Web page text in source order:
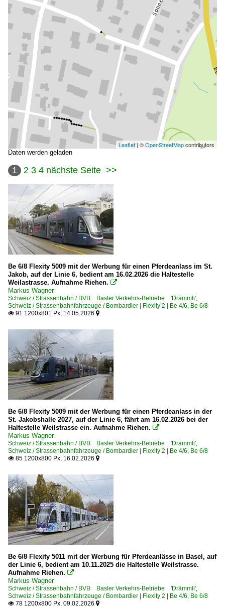
Leaflet | ©OpenStreetMapcontributors
Daten werden geladen
1 2 3 4 nächste Seite >>
Be 6/8 Flexity 5009 mit der Werbung für einen Pferdeanlass im St.
Jakob, auf der Linie 6, bedient am 16.02.2026 die Haltestelle
Weilastrasse. Aufnahme Riehen. 
Markus Wagner
Schweiz / Strassenbahn / BVB Basler Verkehrs-Betriebe 'Drämmli',
Schweiz / Strassenbahnfahrzeuge / Bombardier | Flexity 2 | Be 4/6, Be 6/8
 91 1200x801 Px, 14.05.2026 
Be 6/8 Flexity 5009 mit der Werbung für einen Pferdeanlass in der
St. Jakobshalle 2027, auf der Linie 6, fährt am 16.02.2026 bei der
Haltestelle Weilstrasse ein. Aufnahme Riehen. 
Markus Wagner
Schweiz / Strassenbahn / BVB Basler Verkehrs-Betriebe 'Drämmli',
Schweiz / Strassenbahnfahrzeuge / Bombardier | Flexity 2 | Be 4/6, Be 6/8
 85 1200x800 Px, 16.02.2026 
Be 6/8 Flexity 5011 mit der Werbung für Pferdeanlässe in Basel, auf
der Linie 6, bedient am 10.11.2025 die Haltestelle Weilstrasse.
Aufnahme Riehen. 
Markus Wagner
Schweiz / Strassenbahn / BVB Basler Verkehrs-Betriebe 'Drämmli',
Schweiz / Strassenbahnfahrzeuge / Bombardier | Flexity 2 | Be 4/6, Be 6/8
 78 1200x800 Px, 09.02.2026 